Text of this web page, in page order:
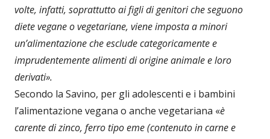
volte, infatti, soprattutto ai figli di genitori che seguono
diete vegane o vegetariane, viene imposta a minori
un’alimentazione che esclude categoricamente e
imprudentemente alimenti di origine animale e loro
derivati».
Secondo la Savino, per gli adolescenti e i bambini
l’alimentazione vegana o anche vegetariana «è
carente di zinco, ferro tipo eme (contenuto in carne e